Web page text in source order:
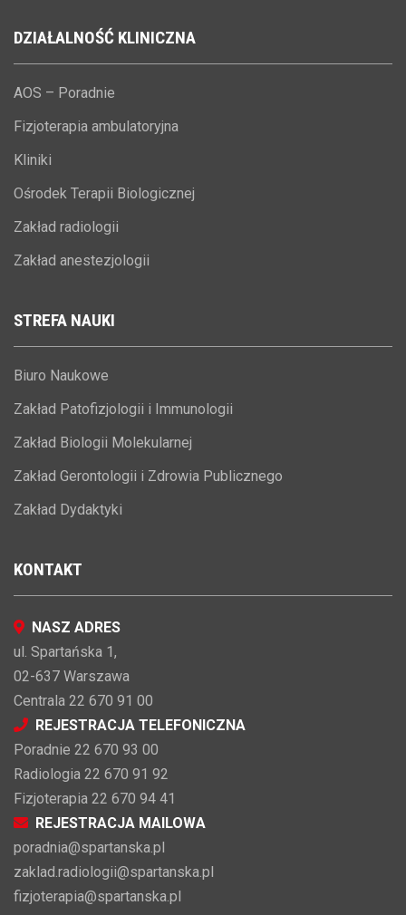
DZIAŁALNOŚĆ KLINICZNA
AOS – Poradnie
Fizjoterapia ambulatoryjna
Kliniki
Ośrodek Terapii Biologicznej
Zakład radiologii
Zakład anestezjologii
STREFA NAUKI
Biuro Naukowe
Zakład Patofizjologii i Immunologii
Zakład Biologii Molekularnej
Zakład Gerontologii i Zdrowia Publicznego
Zakład Dydaktyki
KONTAKT
NASZ ADRES
ul. Spartańska 1,
02-637 Warszawa
Centrala 22 670 91 00
REJESTRACJA TELEFONICZNA
Poradnie 22 670 93 00
Radiologia 22 670 91 92
Fizjoterapia 22 670 94 41
REJESTRACJA MAILOWA
poradnia@spartanska.pl
zaklad.radiologii@spartanska.pl
fizjoterapia@spartanska.pl